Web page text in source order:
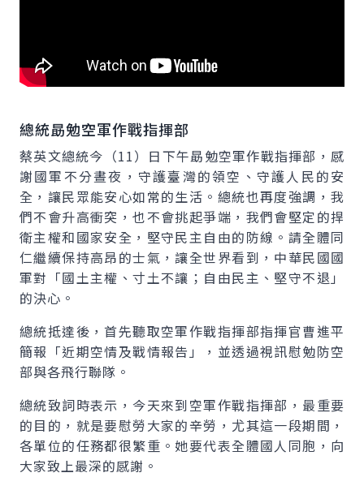
總統勗勉空軍作戰指揮部
蔡英文總統今（11）日下午勗勉空軍作戰指揮部，感
謝國軍不分晝夜，守護臺灣的領空、守護人民的安
全，讓民眾能安心如常的生活。總統也再度強調，我
們不會升高衝突，也不會挑起爭端，我們會堅定的捍
衛主權和國家安全，堅守民主自由的防線。請全體同
仁繼續保持高昂的士氣，讓全世界看到，中華民國國
軍對「國土主權、寸土不讓；自由民主、堅守不退」
的決心。
總統抵達後，首先聽取空軍作戰指揮部指揮官曹進平
簡報「近期空情及戰情報告」，並透過視訊慰勉防空
部與各飛行聯隊。
總統致詞時表示，今天來到空軍作戰指揮部，最重要
的目的，就是要慰勞大家的辛勞，尤其這一段期間，
各單位的任務都很繁重。她要代表全體國人同胞，向
大家致上最深的感謝。